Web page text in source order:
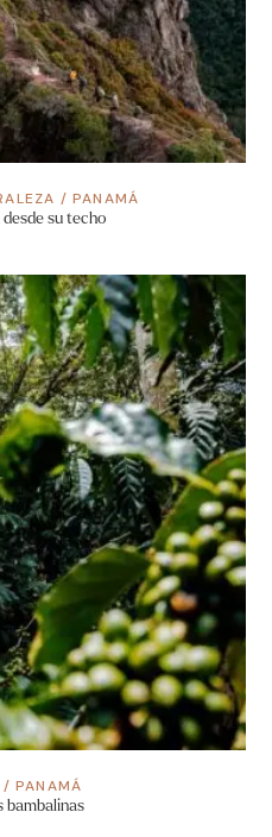
/PANAMÁ
su techo
/PANAMÁ
bambalinas